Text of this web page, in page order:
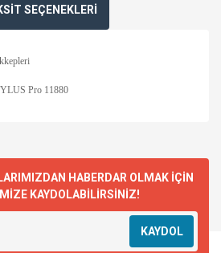
SEÇENEKLERİ
Pro 11880
HABERDAR OLMAK İÇİN
KAYDOLABİLİRSİNİZ!
KAYDOL